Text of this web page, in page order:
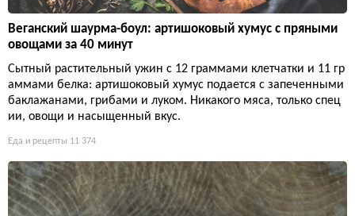
Веганский шаурма-боул: артишоковый хумус с пряными
овощами за 40 минут
Сытный растительный ужин с 12 граммами клетчатки и 11 гр
аммами белка: артишоковый хумус подается с запеченными
баклажанами, грибами и луком. Никакого мяса, только спец
ии, овощи и насыщенный вкус.
Еда и рецепты 11 374